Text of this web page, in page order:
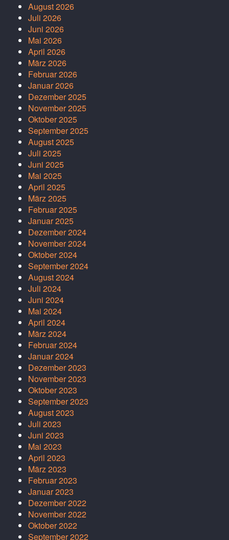
August 2026
Juli 2026
Juni 2026
Mai 2026
April 2026
März 2026
Februar 2026
Januar 2026
Dezember 2025
November 2025
Oktober 2025
September 2025
August 2025
Juli 2025
Juni 2025
Mai 2025
April 2025
März 2025
Februar 2025
Januar 2025
Dezember 2024
November 2024
Oktober 2024
September 2024
August 2024
Juli 2024
Juni 2024
Mai 2024
April 2024
März 2024
Februar 2024
Januar 2024
Dezember 2023
November 2023
Oktober 2023
September 2023
August 2023
Juli 2023
Juni 2023
Mai 2023
April 2023
März 2023
Februar 2023
Januar 2023
Dezember 2022
November 2022
Oktober 2022
September 2022